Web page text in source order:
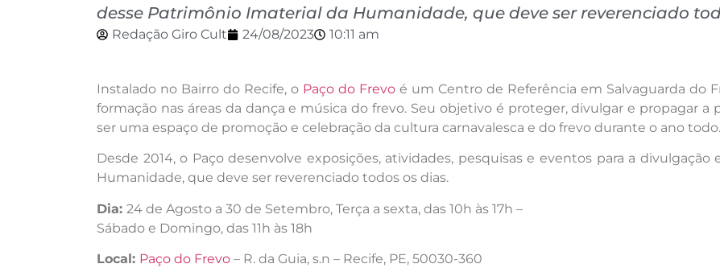
desse Patrimônio Imaterial da Humanidade, que deve ser reverenciado
Redação Giro Cult 24/08/2023 10:11 am
Instalado no Bairro do Recife, o Paço do Frevo é um Centro de Referência em Salvaguarda do
formação nas áreas da dança e música do frevo. Seu objetivo é proteger, divulgar e propagar a
ser uma espaço de promoção e celebração da cultura carnavalesca e do frevo durante o ano todo.
Desde 2014, o Paço desenvolve exposições, atividades, pesquisas e eventos para a
Humanidade, que deve ser reverenciado todos os dias.
Dia: 24 de Agosto a 30 de Setembro, Terça a sexta, das 10h às 17h –
Sábado e Domingo, das 11h às 18h
Local: Paço do Frevo – R. da Guia, s.n – Recife, PE, 50030-360